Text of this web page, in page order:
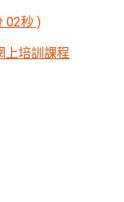
02秒 )
上培訓課程